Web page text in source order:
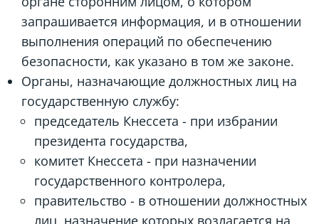
запрашивается информация, и в отношении
выполнения операций по обеспечению
безопасности, как указано в том же законе.
Органы, назначающие должностных лиц на
государственную службу:
председатель Кнессета - при избрании
президента государства,
комитет Кнессета - при назначении
государственного контролера,
правительство - в отношении должностных
лиц, назначение которых возлагается на